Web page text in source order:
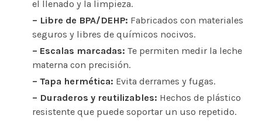
el llenado y la limpieza.
– Libre de BPA/DEHP: Fabricados con materiales
seguros y libres de químicos nocivos.
– Escalas marcadas: Te permiten medir la leche
materna con precisión.
– Tapa hermética: Evita derrames y fugas.
– Duraderos y reutilizables: Hechos de plástico
resistente que puede soportar un uso repetido.